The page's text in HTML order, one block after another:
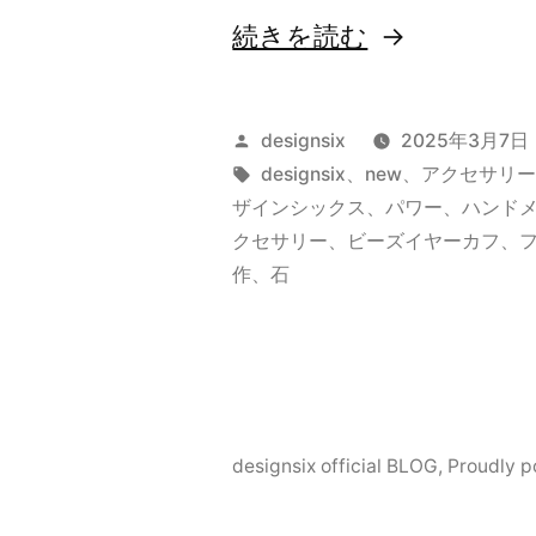
フ
場”
の
“新
DEBRIS
イ
フ”
続きを読む
投
稿
者:
designsix
2025年3月7日
タ
グ:
designsix new
アクセサリー
ザインシックス
、パワー 、ハンド
クセサリー
ビーズイヤーカフ
作 、石
designsix official BLOG, Proudly